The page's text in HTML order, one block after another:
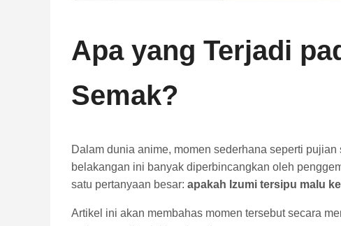
Apa yang Terjadi
Semak?
Dalam dunia anime, momen sederhana seperti
belakangan ini banyak diperbincangkan oleh
satu pertanyaan besar: apakah Izumi tersipu malu
Artikel ini akan membahas momen tersebut secara